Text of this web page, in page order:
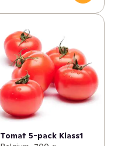
Tomat 5-pack Klass1